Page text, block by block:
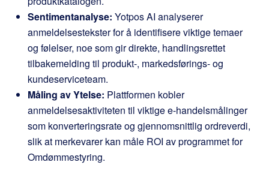
Sentimentanalyse: Yotpos AI analyserer
anmeldelsestekster for å identifisere viktige temaer
og følelser, noe som gir direkte, handlingsrettet
tilbakemelding til produkt-, markedsførings- og
kundeserviceteam.
Måling av Ytelse: Plattformen kobler
anmeldelsesaktiviteten til viktige e-handelsmålinger
som konverteringsrate og gjennomsnittlig ordreverdi,
slik at merkevarer kan måle ROI av programmet for
Omdømmestyring.